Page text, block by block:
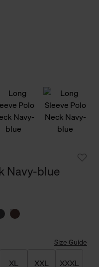
Navy-blue
Size Guide
XL XXL XXXL